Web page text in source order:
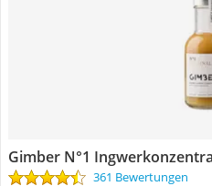
Gimber N°1
361 Bewertungen